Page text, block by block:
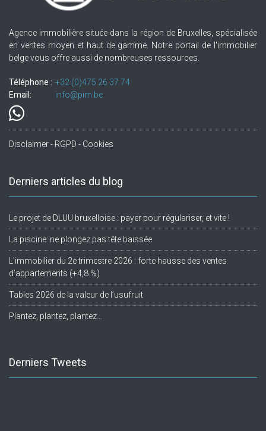
Agence immobilière située dans la région de Bruxelles, spécialisée
en ventes moyen et haut de gamme. Notre portail de l'immobilier
belge vous offre aussi de nombreuses ressources.
Téléphone : +32.(0)475 26 37 74
Email:
info@pim.be
Disclaimer - RGPD - Cookies
Derniers articles du blog
Le projet de DLUU bruxelloise : payer pour régulariser, et vite !
La piscine: ne plongez pas tête baissée
L’immobilier du 2e trimestre 2026 : forte hausse des ventes
d’appartements (+4,8 %)
Tables 2026 de la valeur de l’usufruit
Plantez, plantez, plantez…
Derniers Tweets